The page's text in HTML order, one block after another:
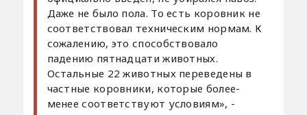
Даже не было пола. То есть коровник не
соответствовал техническим нормам. К
сожалению, это способствовало
падению пятнадцати животных.
Остальные 22 животных переведены в
частные коровники, которые более-
менее соответствуют условиям», -